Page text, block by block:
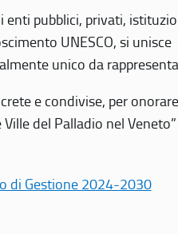
pubblici, privati,
UNESCO, si
unico da
e condivise, per
del Palladio nel
di Gestione 2024-2030